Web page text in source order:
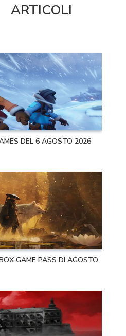
ARTICOLI
DEL 6 AGOSTO 2026
GAME PASS DI AGOSTO